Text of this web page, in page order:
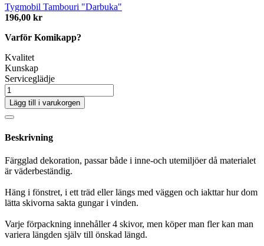
Tygmobil Tambouri "Darbuka"
196,00 kr
Varför Komikapp?
Kvalitet
Kunskap
Serviceglädje
Lägg till i varukorgen
Beskrivning
Färgglad dekoration, passar både i inne-och utemiljöer då materialet
är väderbeständig.
Häng i fönstret, i ett träd eller längs med väggen och iakttar hur dom
lätta skivorna sakta gungar i vinden.
Varje förpackning innehåller 4 skivor, men köper man fler kan man
variera längden själv till önskad längd.